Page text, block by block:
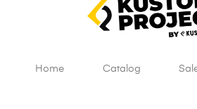
Home Catalog